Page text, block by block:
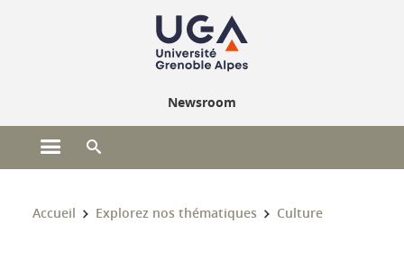
Newsroom
Ouvrir le menu principal
Vous êtes ici :
Accueil Explorez nos thématiques Culture